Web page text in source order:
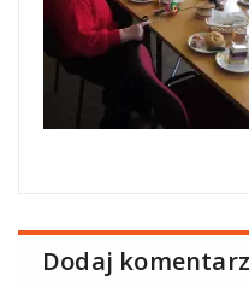
Dodaj komentarz